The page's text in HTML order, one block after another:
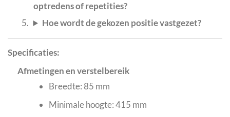
optredens of repetities?
Hoe wordt de gekozen positie vastgezet?
Specificaties:
Afmetingen en verstelbereik
Breedte: 85 mm
Minimale hoogte: 415 mm